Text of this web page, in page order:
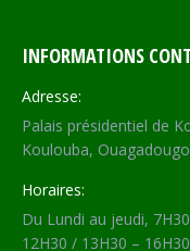
INFORMATIONS
Adresse:
Palais présidentiel de
Koulouba,
Horaires:
Du Lundi au jeudi,
12H30 / 13H30 – 16H30